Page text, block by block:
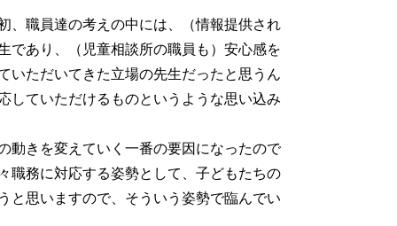
、職員達の考えの中には、（情報提供され
であり、（児童相談所の職員も）安心感を
いただいてきた立場の先生だったと思うん
していただけるものというような思い込み
きを変えていく一番の要因になったので
職務に対応する姿勢として、子どもたちの
と思いますので、そういう姿勢で臨んでい